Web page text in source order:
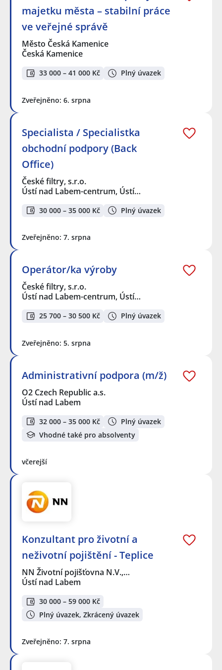
majetku města – stabilní práce
ve veřejné správě
Město Česká Kamenice
Česká Kamenice
33 000 – 41 000 Kč Plný úvazek
Zveřejněno: 6. srpna
Specialista / Specialistka
obchodní podpory (Back
Office)
České filtry, s.r.o.
Ústí nad Labem-centrum, Ústí…
30 000 – 35 000 Kč Plný úvazek
Zveřejněno: 7. srpna
Operátor/ka výroby
České filtry, s.r.o.
Ústí nad Labem-centrum, Ústí…
25 700 – 30 500 Kč Plný úvazek
Zveřejněno: 5. srpna
Administrativní podpora (m/ž)
O2 Czech Republic a.s.
Ústí nad Labem
32 000 – 35 000 Kč
Plný úvazek
Vhodné také pro absolventy
včerejší
Konzultant pro životní a
neživotní pojištění - Teplice
NN Životní pojišťovna N.V.,…
Ústí nad Labem
30 000 – 59 000 Kč
Plný úvazek, Zkrácený úvazek
Zveřejněno: 7. srpna